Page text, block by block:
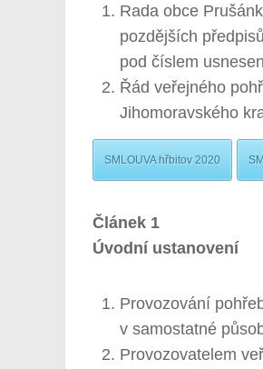
Rada obce
pozdějších
pod číslem
Řád veřejného
Jihomoravského
SMLOUVA hřbitov 2020
Článek 1
Úvodní ustanovení
Provozování
v samostatné
Provozovatelem